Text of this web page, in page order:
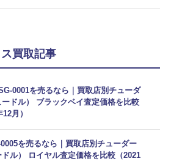
買取記事
0001を売るなら｜買取店別チューダ
ードル） ブラックベイ査定価格を比較
12月）
0005を売るなら｜買取店別チューダー
ドル） ロイヤル査定価格を比較（2021